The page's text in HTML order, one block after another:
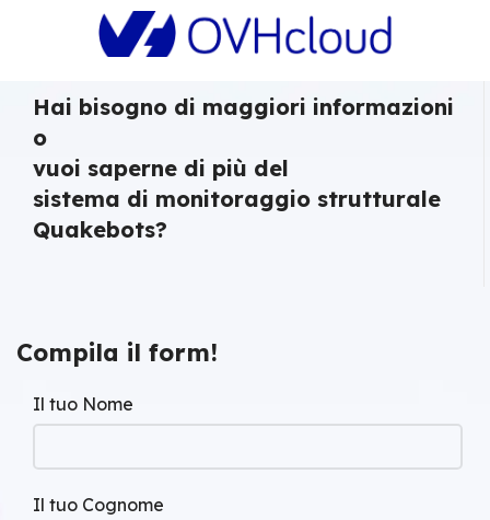
Hai bisogno di maggiori informazioni
o
vuoi saperne di più del
sistema di monitoraggio strutturale
Quakebots?
Compila il form!
Il tuo Nome
Il tuo Cognome